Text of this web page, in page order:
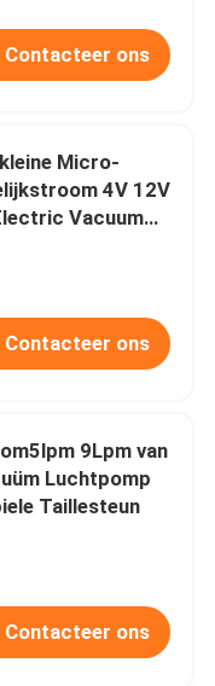
Contacteer ons
Micro-
4V 12V
Vacuum
Contacteer ons
9Lpm van
Luchtpomp
Taillesteun
Contacteer ons